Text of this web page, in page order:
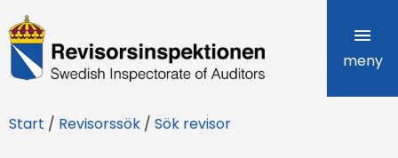
R
e
i
meny
Start / Revisorssök / Sök revisor